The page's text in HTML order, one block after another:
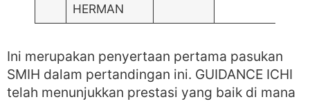
HERMAN
Ini merupakan penyertaan pertama pasukan
SMIH dalam pertandingan ini. GUIDANCE ICHI
telah menunjukkan prestasi yang baik di mana